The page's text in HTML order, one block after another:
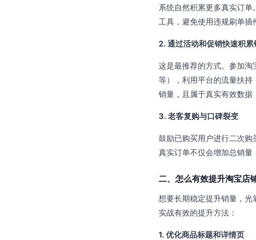
系统自然积累更多真实订
工具，避免使用违规刷单插
2. 通过活动和促销快速积累
这是最推荐的方式。参加
等），利用平台的流量扶
销量，且属于真实有效数据
3. 老客复购与口碑裂变
鼓励已购买用户进行二次购
真实订单不仅会增加总销量
二、怎么有效提升淘宝店
想要长期稳定提升销量，光
实战有效的提升方法：
1. 优化商品标题和详情页